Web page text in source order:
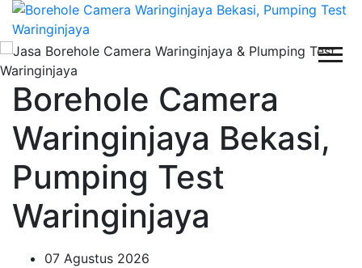
Borehole Camera
Waringinjaya Bekasi,
Pumping Test
Waringinjaya
07 Agustus 2026